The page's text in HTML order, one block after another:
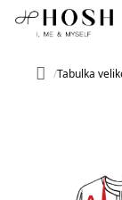
Přejít
Domů
Tabulka